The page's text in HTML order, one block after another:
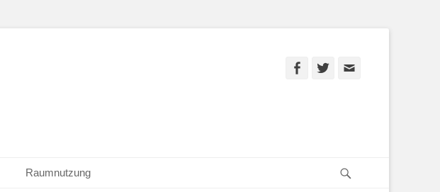
Facebook
Twitter
Raumnutzung